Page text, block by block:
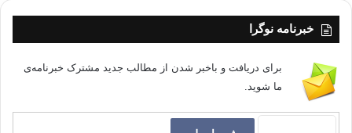
خبرنامه نوگرا
برای دریافت و باخبر شدن از مطالب جدید مشترک خبرنامه‌ی
ما شوید.